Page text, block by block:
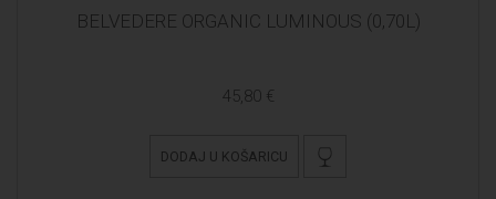
BELVEDERE ORGANIC LUMINOUS (0,70L)
45,80 €
DODAJ U KOŠARICU